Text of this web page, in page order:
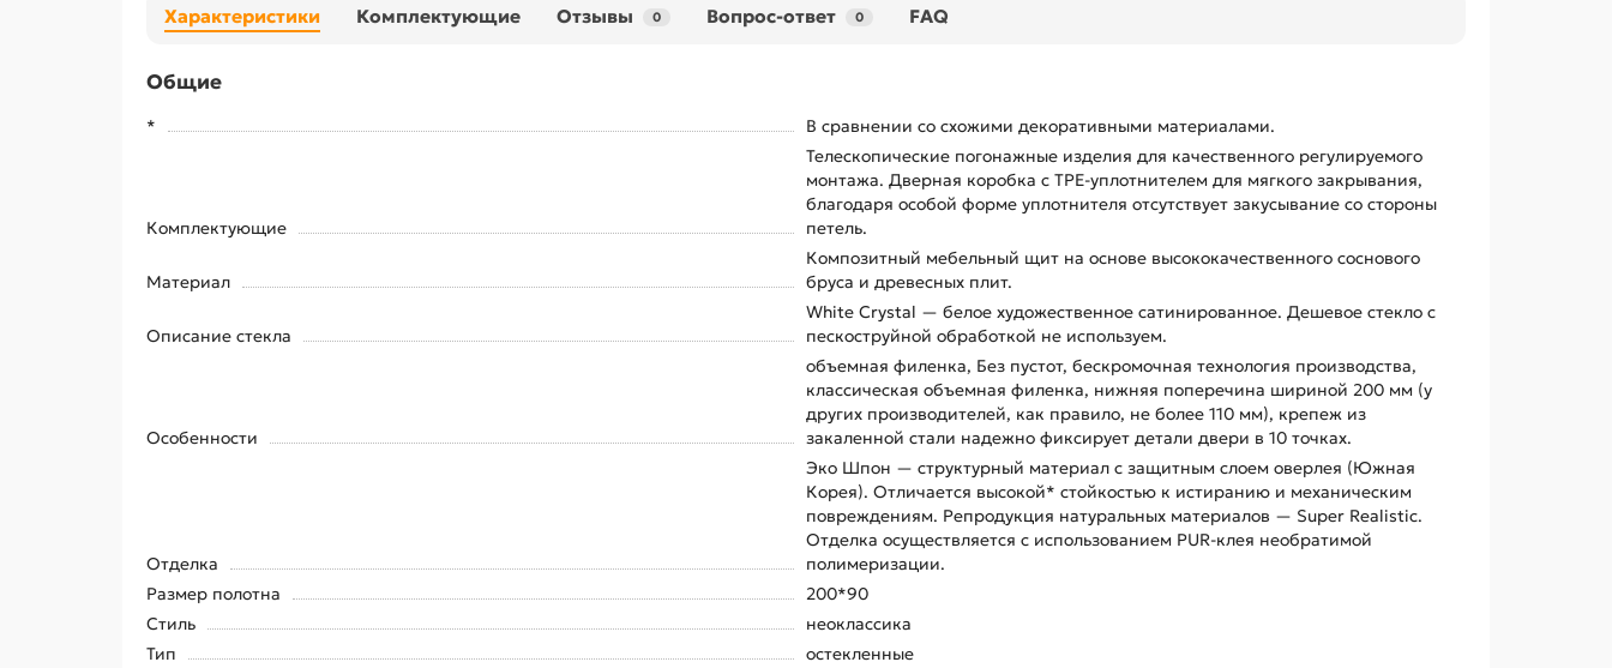
Характеристики Комплектующие Отзывы 0 Вопрос-ответ 0 FAQ
Общие
* В сравнении со схожими декоративными материалами.
Комплектующие
Телескопические погонажные изделия для качественного регулируемого
монтажа. Дверная коробка с TPE-уплотнителем для мягкого закрывания,
благодаря особой форме уплотнителя отсутствует закусывание со стороны
петель.
Материал
Композитный мебельный щит на основе высококачественного соснового
бруса и древесных плит.
Описание стекла
White Сrystal — белое художественное сатинированное. Дешевое стекло с
пескоструйной обработкой не используем.
Особенности
объемная филенка, Без пустот, бескромочная технология производства,
классическая объемная филенка, нижняя поперечина шириной 200 мм (у
других производителей, как правило, не более 110 мм), крепеж из
закаленной стали надежно фиксирует детали двери в 10 точках.
Отделка
Эко Шпон — структурный материал с защитным слоем оверлея (Южная
Корея). Отличается высокой* стойкостью к истиранию и механическим
повреждениям. Репродукция натуральных материалов — Super Realistic.
Отделка осуществляется с использованием PUR-клея необратимой
полимеризации.
Размер полотна
200*90
Стиль
неоклассика
Тип
остекленные